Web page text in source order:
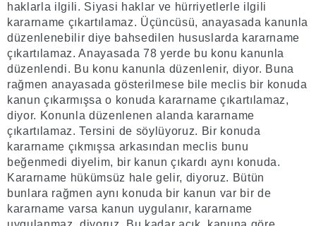
haklarla ilgili. Siyasi haklar ve hürriyetlerle ilgili
kararname çıkartılamaz. Üçüncüsü, anayasada kanunla
düzenlenebilir diye bahsedilen hususlarda kararname
çıkartılamaz. Anayasada 78 yerde bu konu kanunla
düzenlendi. Bu konu kanunla düzenlenir, diyor. Buna
rağmen anayasada gösterilmese bile meclis bir konuda
kanun çıkarmışsa o konuda kararname çıkartılamaz,
diyor. Konunla düzenlenen alanda kararname
çıkartılamaz. Tersini de söylüyoruz. Bir konuda
kararname çıkmışsa arkasından meclis bunu
beğenmedi diyelim, bir kanun çıkardı aynı konuda.
Kararname hükümsüz hale gelir, diyoruz. Bütün
bunlara rağmen aynı konuda bir kanun var bir de
kararname varsa kanun uygulanır, kararname